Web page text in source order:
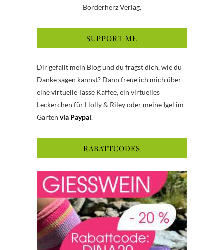
Borderherz Verlag.
SUPPORT ME
Dir gefällt mein Blog und du fragst dich, wie du
Danke sagen kannst? Dann freue ich mich über
eine virtuelle Tasse Kaffee, ein virtuelles
Leckerchen für Holly & Riley oder meine Igel im
Garten via Paypal.
RABATTCODES